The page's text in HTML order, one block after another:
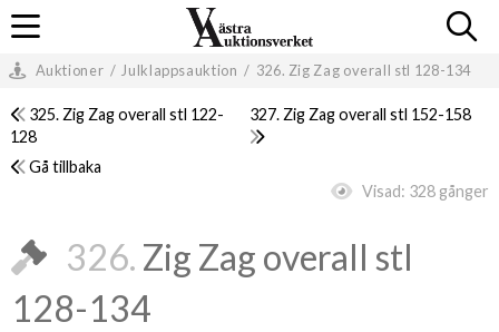
Auktioner / Julklappsauktion / 326. Zig Zag overall stl 128-134
325. Zig Zag overall stl 122-
128
327. Zig Zag overall stl 152-158
Gå tillbaka
Visad: 328 gånger
326. Zig Zag overall stl
128-134